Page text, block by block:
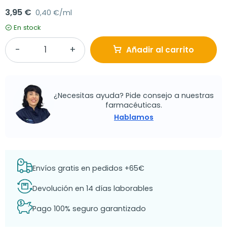
3,95 € 0,40 €/ml
En stock
Añadir al carrito
¿Necesitas ayuda? Pide consejo a nuestras
farmacéuticas.
Hablamos
Envíos gratis en pedidos +65€
Devolución en 14 días laborables
Pago 100% seguro garantizado